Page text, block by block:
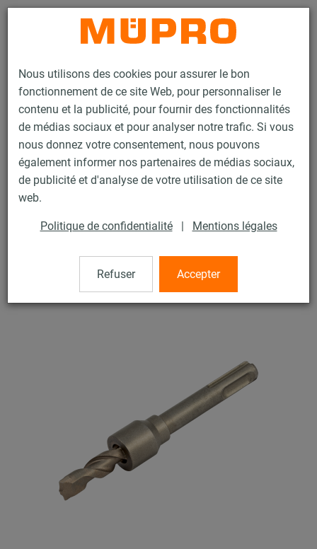
Nous utilisons des cookies pour assurer le bon
fonctionnement de ce site Web, pour personnaliser le
contenu et la publicité, pour fournir des fonctionnalités
de médias sociaux et pour analyser notre trafic. Si vous
nous donnez votre consentement, nous pouvons
également informer nos partenaires de médias sociaux,
de publicité et d'analyse de votre utilisation de ce site
web.
Politique de confidentialité | Mentions légales
Refuser Accepter
Contact
Produits Technique de fixation
Chevilles
Mèche avec mandrin SDS pour cheville mecanique
Mèche avec mandrin SDS pour
cheville mecanique